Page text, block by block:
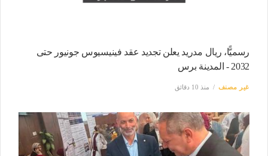
رسميًّا، ريال مدريد يعلن تجديد عقد فينيسيوس جونيور حتى
2032 - المدينة برس
غير مصنف منذ 10 دقائق